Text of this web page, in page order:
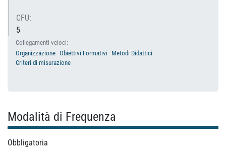
CFU:
5
Collegamenti veloci:
Organizzazione Obiettivi Formativi
Metodi Didattici
Criteri di misurazione
Modalità di Frequenza
Obbligatoria